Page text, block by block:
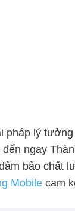
pháp lý
ngay
bảo chất
Mobile cam